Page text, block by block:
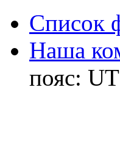
Список
Наша
пояс: